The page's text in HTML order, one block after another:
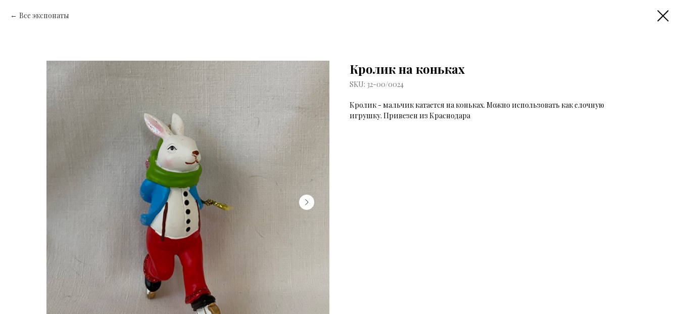
Все экспонаты
Кролик на коньках
SKU: 32-00/0024
Кролик - мальчик катается на коньках. Можно использовать как елочную
игрушку. Привезен из Краснодара